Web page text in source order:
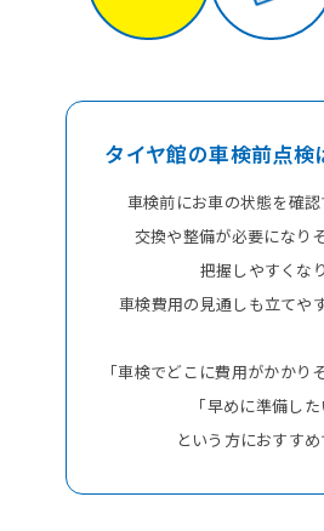
タイヤ館の車検前点検
車検前にお車の状態を確認
交換や整備が必要になり
把握しやすくなり
車検費用の見通しも立てや
「車検でどこに費用がかかり
「早めに準備した
という方におすすめ